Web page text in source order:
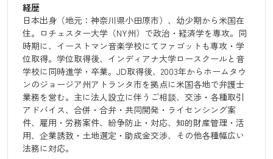
経歴
日本出身（地元：神奈川県小田原市）、幼少期から米国在
住。ロチェスター大学（NY州）で政治・経済学を専攻。同
時期に、イーストマン音楽学校にてファゴットも専攻・学
位取得。学位取得後、インディアナ大学ロースクールと音
学校に同時進学・卒業。JD取得後、2003年からホームタウ
ンのジョージア州アトランタ市を拠点に米国各地で弁護士
業務を営む。主に法人設立に伴うご相談、交渉・各種取引
アドバイス、合併・合弁・共同開発・ライセンシング案
件、雇用・労務案件、紛争防止・対応、知的財産管理・活
用、企業誘致・土地選定・助成金交渉、その他各種幅広い
法務に対応。